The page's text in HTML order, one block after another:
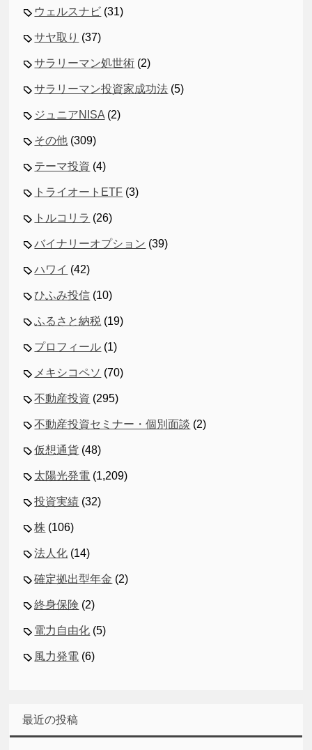
ウェルスナビ (31)
サヤ取り (37)
サラリーマン処世術 (2)
サラリーマン投資家成功法 (5)
ジュニアNISA (2)
その他 (309)
テーマ投資 (4)
トライオートETF (3)
トルコリラ (26)
バイナリーオプション (39)
ハワイ (42)
ひふみ投信 (10)
ふるさと納税 (19)
プロフィール (1)
メキシコペソ (70)
不動産投資 (295)
不動産投資セミナー・個別面談 (2)
仮想通貨 (48)
太陽光発電 (1,209)
投資実績 (32)
株 (106)
法人化 (14)
確定拠出型年金 (2)
終身保険 (2)
電力自由化 (5)
風力発電 (6)
最近の投稿